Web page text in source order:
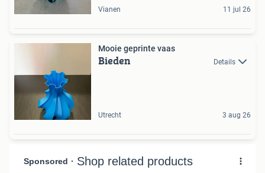
Vianen 11 jul 26
Mooie geprinte vaas
Bieden Details
Utrecht 3 aug 26